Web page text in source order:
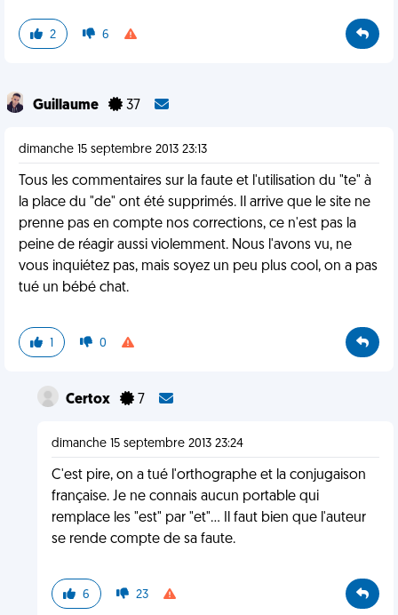
2 6
Guillaume 37
dimanche 15 septembre 2013 23:13
Tous les commentaires sur la faute et l'utilisation du "te" à
la place du "de" ont été supprimés. Il arrive que le site ne
prenne pas en compte nos corrections, ce n'est pas la
peine de réagir aussi violemment. Nous l'avons vu, ne
vous inquiétez pas, mais soyez un peu plus cool, on a pas
tué un bébé chat.
1 0
Certox 7
dimanche 15 septembre 2013 23:24
C'est pire, on a tué l'orthographe et la conjugaison
française. Je ne connais aucun portable qui
remplace les "est" par "et"... Il faut bien que l'auteur
se rende compte de sa faute.
6 23